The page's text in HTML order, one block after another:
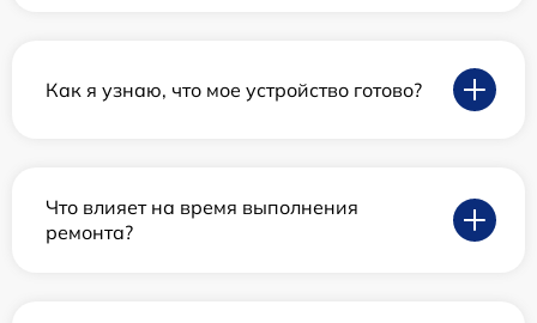
Как я узнаю, что мое устройство готово?
Что влияет на время выполнения
ремонта?